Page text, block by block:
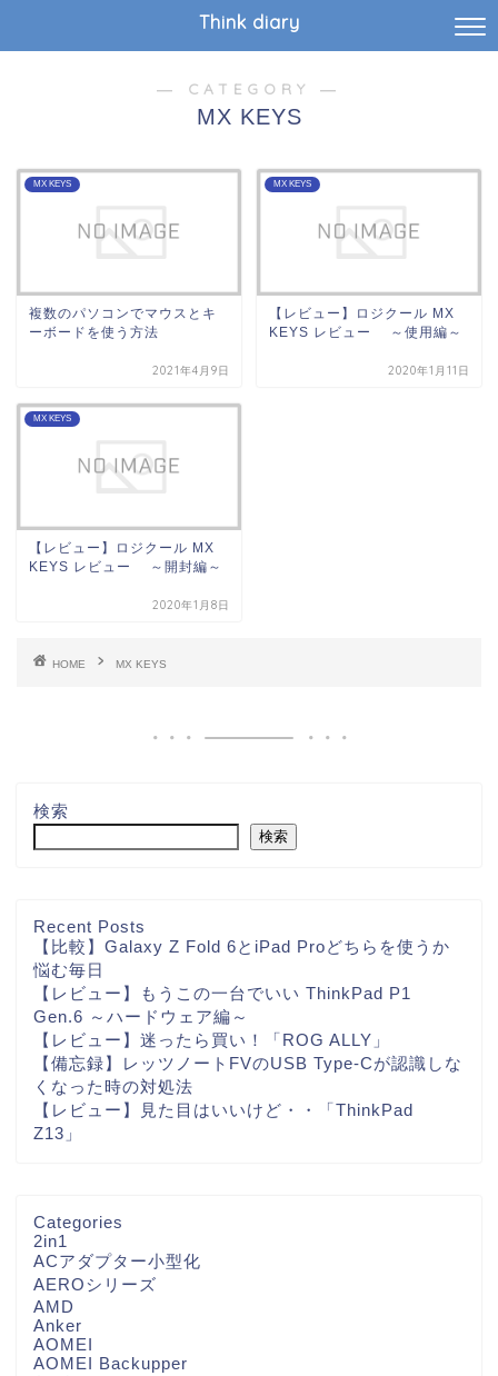
Think diary
― CATEGORY ―
MX KEYS
MX KEYS
複数のパソコンでマウスとキ
ーボードを使う方法
2021年4月9日
MX KEYS
【レビュー】ロジクール MX
KEYS レビュー ～使用編～
2020年1月11日
MX KEYS
【レビュー】ロジクール MX
KEYS レビュー ～開封編～
2020年1月8日
HOME MX KEYS
検索
検索
Recent Posts
【比較】Galaxy Z Fold 6とiPad Proどちらを使うか
悩む毎日
【レビュー】もうこの一台でいい ThinkPad P1
Gen.6 ～ハードウェア編～
【レビュー】迷ったら買い！「ROG ALLY」
【備忘録】レッツノートFVのUSB Type-Cが認識しな
くなった時の対処法
【レビュー】見た目はいいけど・・「ThinkPad
Z13」
Categories
2in1
ACアダプター小型化
AEROシリーズ
AMD
Anker
AOMEI
AOMEI Backupper